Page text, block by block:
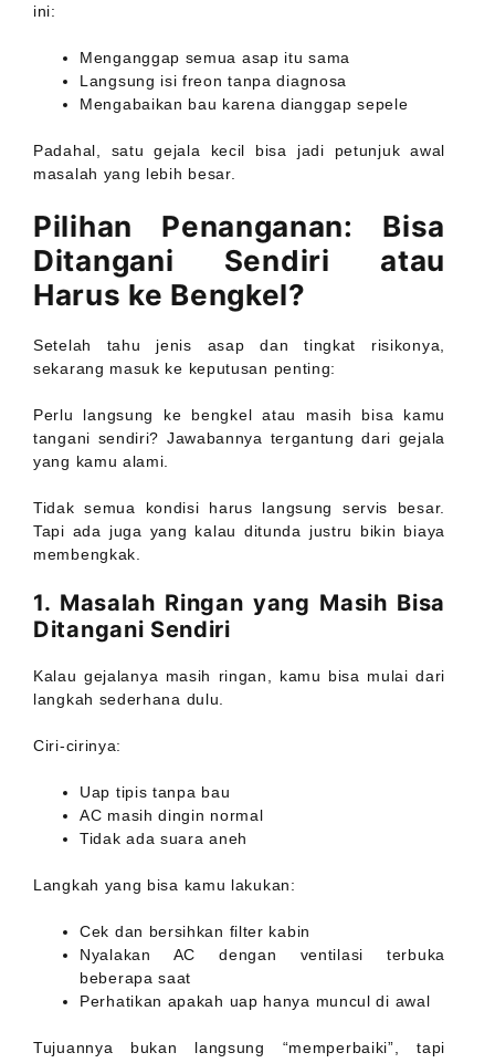
ini:
Menganggap semua asap itu sama
Langsung isi freon tanpa diagnosa
Mengabaikan bau karena dianggap sepele
Padahal, satu gejala kecil bisa jadi petunjuk awal
masalah yang lebih besar.
Pilihan Penanganan: Bisa
Ditangani Sendiri atau
Harus ke Bengkel?
Setelah tahu jenis asap dan tingkat risikonya,
sekarang masuk ke keputusan penting:
Perlu langsung ke bengkel atau masih bisa kamu
tangani sendiri? Jawabannya tergantung dari gejala
yang kamu alami.
Tidak semua kondisi harus langsung servis besar.
Tapi ada juga yang kalau ditunda justru bikin biaya
membengkak.
1. Masalah Ringan yang Masih Bisa
Ditangani Sendiri
Kalau gejalanya masih ringan, kamu bisa mulai dari
langkah sederhana dulu.
Ciri-cirinya:
Uap tipis tanpa bau
AC masih dingin normal
Tidak ada suara aneh
Langkah yang bisa kamu lakukan:
Cek dan bersihkan filter kabin
Nyalakan AC dengan ventilasi terbuka
beberapa saat
Perhatikan apakah uap hanya muncul di awal
Tujuannya bukan langsung “memperbaiki”, tapi